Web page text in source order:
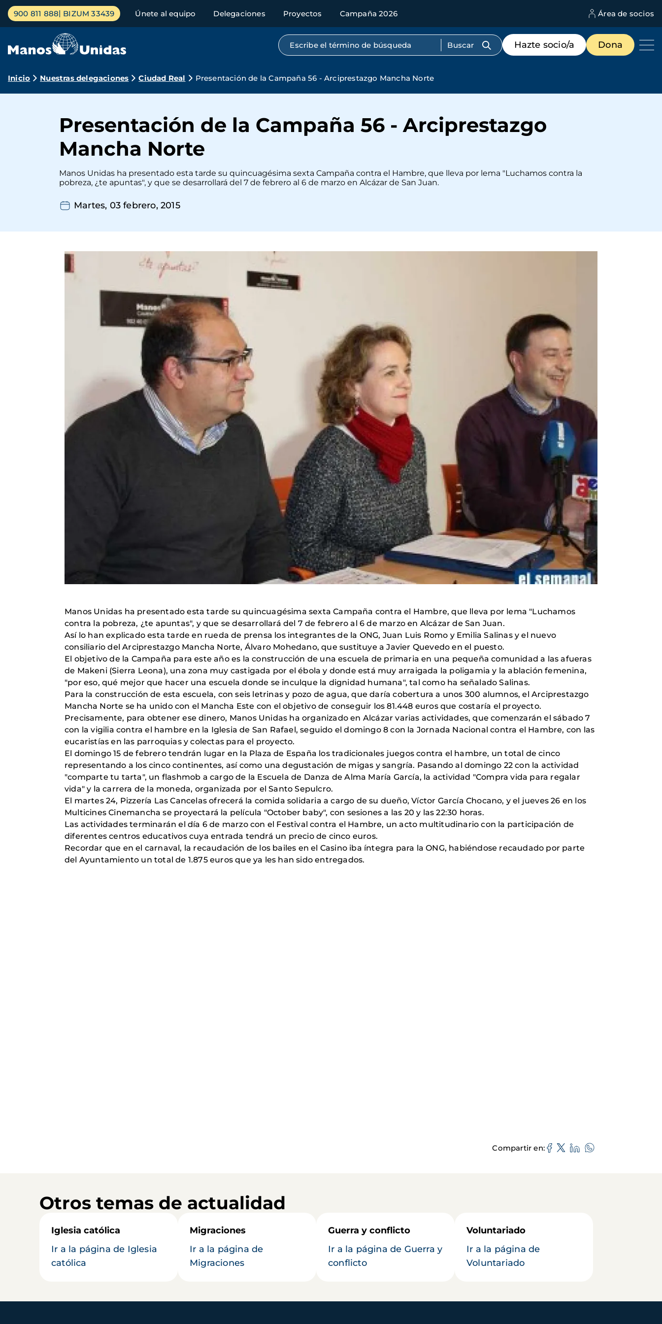
Pasar
contenido
Menú
principal
900 811 888 BIZUM 33439 Únete al equipo Delegaciones Proyectos Campaña 2026 Área de socios
Búsqueda por texto completo
Menú
de
destacados
Hazte socio/a Dona
Ruta
navegación
Inicio Nuestras delegaciones Ciudad Real Presentación de la Campaña 56 - Arciprestazgo Mancha Norte
Presentación de la Campaña 56 - Arciprestazgo
Mancha Norte
Manos Unidas ha presentado esta tarde su quincuagésima sexta Campaña contra el Hambre, que lleva por lema "Luchamos contra la
pobreza, ¿te apuntas", y que se desarrollará del 7 de febrero al 6 de marzo en Alcázar de San Juan.
Martes, 03 febrero, 2015
Manos Unidas ha presentado esta tarde su quincuagésima sexta Campaña contra el Hambre, que lleva por lema "Luchamos
contra la pobreza, ¿te apuntas", y que se desarrollará del 7 de febrero al 6 de marzo en Alcázar de San Juan.
Así lo han explicado esta tarde en rueda de prensa los integrantes de la ONG, Juan Luis Romo y Emilia Salinas y el nuevo
consiliario del Arciprestazgo Mancha Norte, Álvaro Mohedano, que sustituye a Javier Quevedo en el puesto.
El objetivo de la Campaña para este año es la construcción de una escuela de primaria en una pequeña comunidad a las afueras
de Makeni (Sierra Leona), una zona muy castigada por el ébola y donde está muy arraigada la poligamia y la ablación femenina,
"por eso, qué mejor que hacer una escuela donde se inculque la dignidad humana", tal como ha señalado Salinas.
Para la construcción de esta escuela, con seis letrinas y pozo de agua, que daría cobertura a unos 300 alumnos, el Arciprestazgo
Mancha Norte se ha unido con el Mancha Este con el objetivo de conseguir los 81.448 euros que costaría el proyecto.
Precisamente, para obtener ese dinero, Manos Unidas ha organizado en Alcázar varias actividades, que comenzarán el sábado 7
con la vigilia contra el hambre en la Iglesia de San Rafael, seguido el domingo 8 con la Jornada Nacional contra el Hambre, con las
eucaristías en las parroquias y colectas para el proyecto.
El domingo 15 de febrero tendrán lugar en la Plaza de España los tradicionales juegos contra el hambre, un total de cinco
representando a los cinco continentes, así como una degustación de migas y sangría. Pasando al domingo 22 con la actividad
"comparte tu tarta", un flashmob a cargo de la Escuela de Danza de Alma María García, la actividad "Compra vida para regalar
vida" y la carrera de la moneda, organizada por el Santo Sepulcro.
El martes 24, Pizzería Las Cancelas ofrecerá la comida solidaria a cargo de su dueño, Víctor García Chocano, y el jueves 26 en los
Multicines Cinemancha se proyectará la película "October baby", con sesiones a las 20 y las 22:30 horas.
Las actividades terminarán el día 6 de marzo con el Festival contra el Hambre, un acto multitudinario con la participación de
diferentes centros educativos cuya entrada tendrá un precio de cinco euros.
Recordar que en el carnaval, la recaudación de los bailes en el Casino iba íntegra para la ONG, habiéndose recaudado por parte
del Ayuntamiento un total de 1.875 euros que ya les han sido entregados.
Compartir en
Otros temas de actualidad
Iglesia católica
Ir a la página de Iglesia
católica
Migraciones
Ir a la página de
Migraciones
Guerra y conflicto
Ir a la página de Guerra y
conflicto
Voluntariado
Ir a la página de
Voluntariado